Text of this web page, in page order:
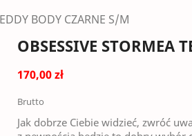
BODY CZARNE S/M
OBSESSIVE STORMEA
170,00 zł
Brutto
Jak dobrze Ciebie widzieć, zwróć